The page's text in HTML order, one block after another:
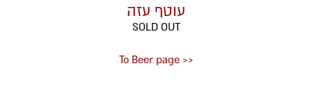
עוטף עזה
SOLD OUT
<< To Beer page